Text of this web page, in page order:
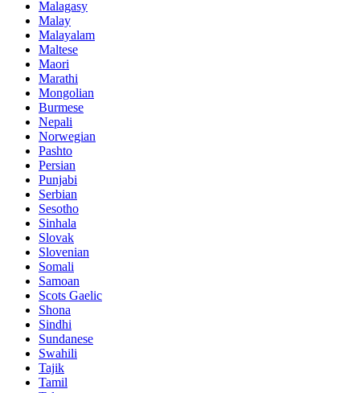
Malagasy
Malay
Malayalam
Maltese
Maori
Marathi
Mongolian
Burmese
Nepali
Norwegian
Pashto
Persian
Punjabi
Serbian
Sesotho
Sinhala
Slovak
Slovenian
Somali
Samoan
Scots Gaelic
Shona
Sindhi
Sundanese
Swahili
Tajik
Tamil